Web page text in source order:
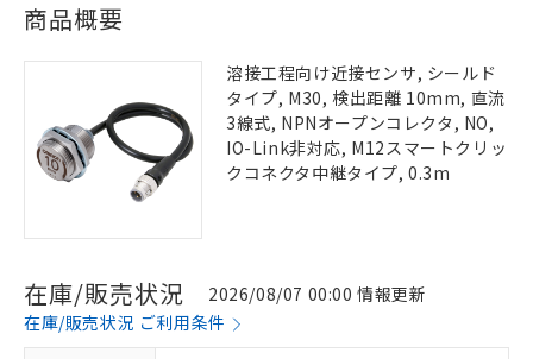
商品概要
溶接工程向け近接センサ, シールド
タイプ, M30, 検出距離 10mm, 直流
3線式, NPNオープンコレクタ, NO,
IO-Link非対応, M12スマートクリッ
クコネクタ中継タイプ, 0.3m
在庫/販売状況
2026/08/07 00:00 情報更新
在庫/販売状況 ご利用条件